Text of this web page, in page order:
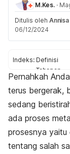
M.Kes. ·
Ditulis oleh
06/12/2024
Indeks: Definisi
Tahapan
Penyakit
Pernahkah
terus bergerak,
sedang
ada proses
prosesnya yaitu
tentang salah